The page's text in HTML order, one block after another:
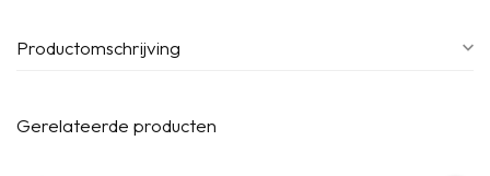
Productomschrijving
Gerelateerde producten